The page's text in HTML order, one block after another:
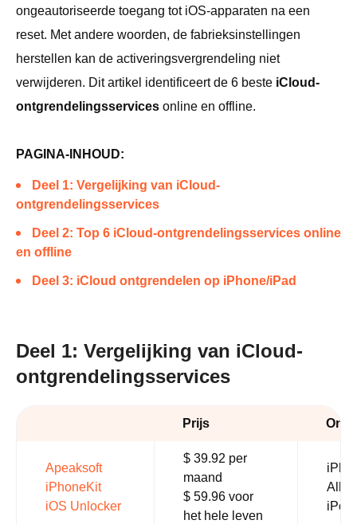
ongeautoriseerde toegang tot iOS-apparaten na een
reset. Met andere woorden, de fabrieksinstellingen
herstellen kan de activeringsvergrendeling niet
verwijderen. Dit artikel identificeert de 6 beste iCloud-
ontgrendelingsservices online en offline.
PAGINA-INHOUD:
Deel 1: Vergelijking van iCloud-
ontgrendelingsservices
Deel 2: Top 6 iCloud-ontgrendelingsservices online
en offline
Deel 3: iCloud ontgrendelen op iPhone/iPad
Deel 1: Vergelijking van iCloud-
ontgrendelingsservices
Prijs
Apeaksoft
iPhoneKit
iOS Unlocker
$ 39.92 per
maand
$ 59.96 voor
het hele leven
Alle
iPod